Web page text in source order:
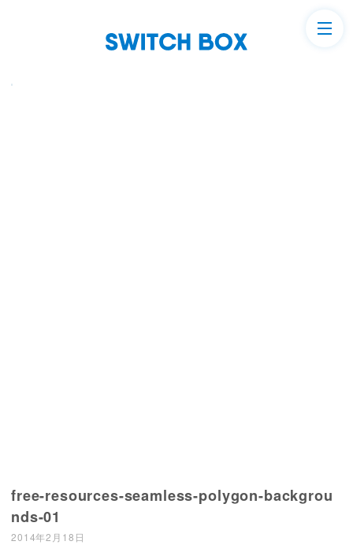
free-resources-seamless-polygon-backgrou
nds-01
2014年2月18日